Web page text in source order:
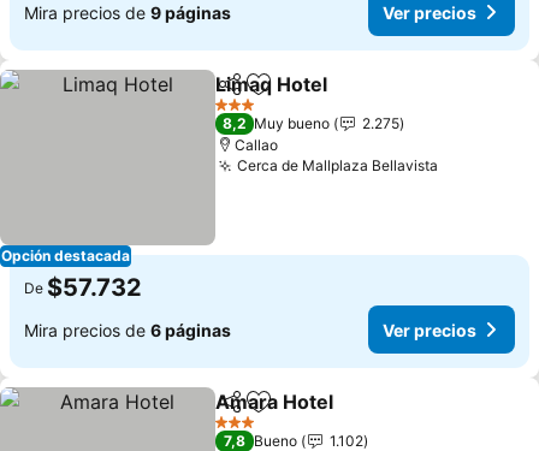
Mira precios de 9 páginas Ver precios
Opción destacada
CompartirAgregar a favoritos
Limaq Hotel
3 Estrellas
8,2 Muy bueno
2.275
Callao
Cerca de Mallplaza Bellavista
De $57.732
Mira precios de 6 páginas Ver precios
CompartirAgregar a favoritos
Amara Hotel
3 Estrellas
7,8 Bueno
1.102